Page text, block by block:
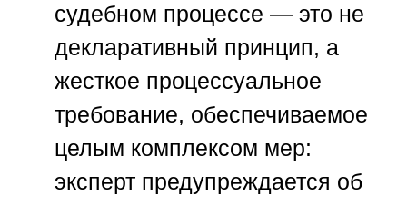
судебном процессе — это не
декларативный принцип, а
жесткое процессуальное
требование, обеспечиваемое
целым комплексом мер:
эксперт предупреждается об